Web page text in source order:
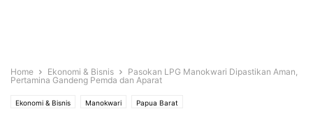
Home Ekonomi & Bisnis
Pasokan LPG Manokwari Dipastikan Aman,
Pertamina Gandeng Pemda dan Aparat
Ekonomi & Bisnis Manokwari Papua Barat